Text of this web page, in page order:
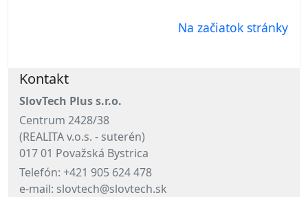
Na začiatok stránky
Kontakt
SlovTech Plus s.r.o.
Centrum 2428/38
(REALITA v.o.s. - suterén)
017 01 Považská Bystrica
Telefón: +421 905 624 478
e-mail: slovtech@slovtech.sk